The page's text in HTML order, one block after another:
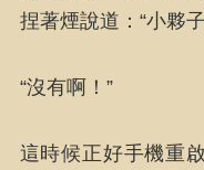
捏著煙說道：“小夥
“沒有啊！”
這時候正好手機重